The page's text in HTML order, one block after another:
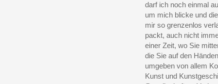
darf ich noch einmal
um mich blicke und
mir so grenzenlos
packt, auch nicht
einer Zeit, wo Sie
die Sie auf den
umgeben von allem
Kunst und